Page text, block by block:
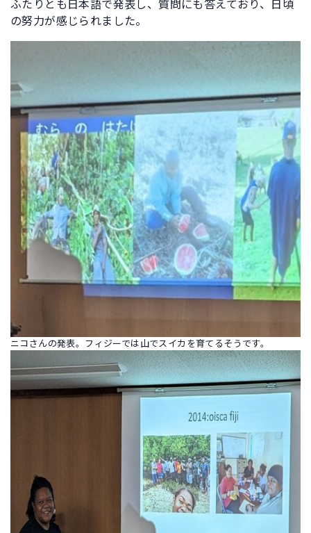
ふたりとも日本語で発表し、質問にも答えており、日頃
の努力が感じられました。
ニコさんの発表。フィジーでは山でスイカを育てるそうです。